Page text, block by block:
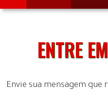
ENTRE
Envie sua mensagem